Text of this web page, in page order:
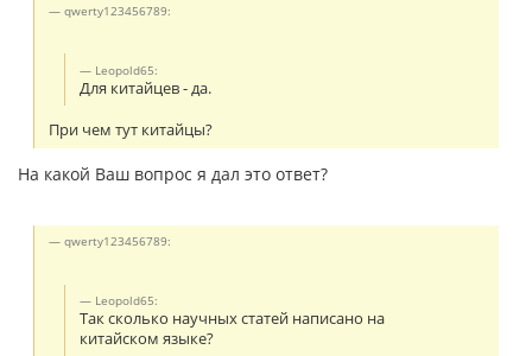
qwerty123456789:
Leopold65:
Для китайцев - да.
При чем тут китайцы?
На какой Ваш вопрос я дал это ответ?
qwerty123456789:
Leopold65:
Так сколько научных статей написано на
китайском языке?